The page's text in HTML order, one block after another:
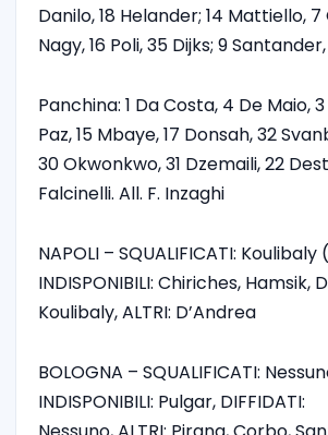
Danilo, 18 Helander; 14 Mattiello, 7
Nagy, 16 Poli, 35 Dijks; 9
Panchina: 1 Da Costa, 4 De Maio,
Paz, 15 Mbaye, 17 Donsah, 32
30 Okwonkwo, 31 Dzemaili, 22
Falcinelli. All. F. Inzaghi
NAPOLI – SQUALIFICATI:
INDISPONIBILI: Chiriches, Hamsik,
Koulibaly, ALTRI: D’Andrea
BOLOGNA – SQUALIFICATI:
INDISPONIBILI: Pulgar, DIFFIDATI: